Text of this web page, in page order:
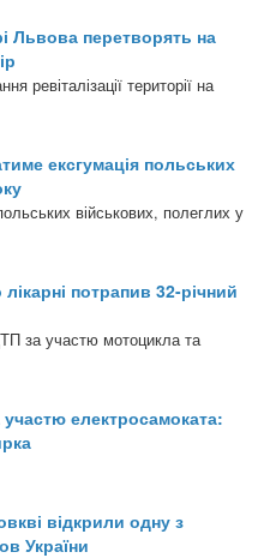
Львова перетворять на
ревіталізації території на
ексгумація польських
військових, полеглих у
потрапив 32-річний
за участю мотоцикла та
електросамоката:
відкрили одну з
України